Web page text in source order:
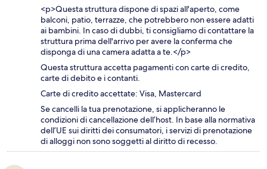
<p>Questa struttura dispone di spazi all'aperto, come
balconi, patio, terrazze, che potrebbero non essere adatti
ai bambini. In caso di dubbi, ti consigliamo di contattare la
struttura prima dell'arrivo per avere la conferma che
disponga di una camera adatta a te.</p>
Questa struttura accetta pagamenti con carte di credito,
carte di debito e i contanti.
Carte di credito accettate: Visa, Mastercard
Se cancelli la tua prenotazione, si applicheranno le
condizioni di cancellazione dell’host. In base alla normativa
dell’UE sui diritti dei consumatori, i servizi di prenotazione
di alloggi non sono soggetti al diritto di recesso.